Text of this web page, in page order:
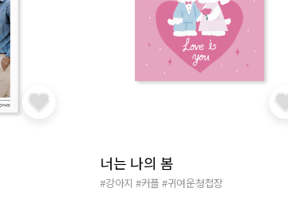
너는 나의 봄
#강아지 #커플 #귀여운청첩장